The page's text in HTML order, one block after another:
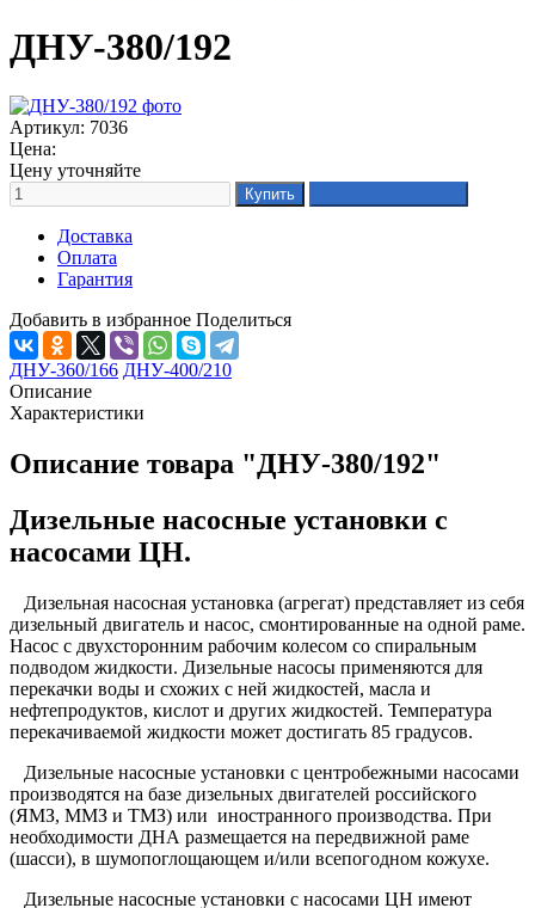
ДНУ-380/192
Артикул: 7036
Цена:
Цену уточняйте
Доставка
Оплата
Гарантия
Добавить в избранное Поделиться
ДНУ-360/166 ДНУ-400/210
Описание
Характеристики
Описание товара "ДНУ-380/192"
Дизельные насосные установки с
насосами ЦН.
Дизельная насосная установка (агрегат) представляет из себя
дизельный двигатель и насос, смонтированные на одной раме.
Насос с двухсторонним рабочим колесом со спиральным
подводом жидкости. Дизельные насосы применяются для
перекачки воды и схожих с ней жидкостей, масла и
нефтепродуктов, кислот и других жидкостей. Температура
перекачиваемой жидкости может достигать 85 градусов.
Дизельные насосные установки с центробежными насосами
производятся на базе дизельных двигателей российского
(ЯМЗ, ММЗ и ТМЗ) или иностранного производства. При
необходимости ДНА размещается на передвижной раме
(шасси), в шумопоглощающем и/или всепогодном кожухе.
Дизельные насосные установки с насосами ЦН имеют